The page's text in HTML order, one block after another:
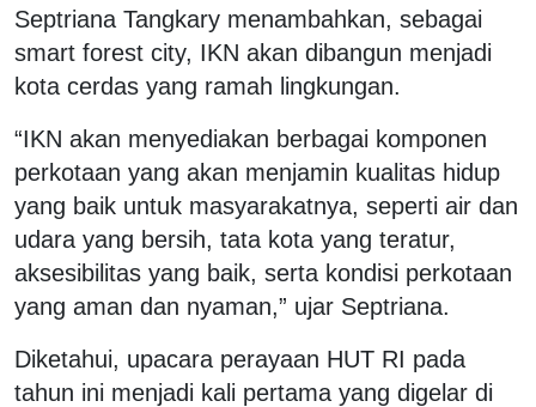
Septriana Tangkary menambahkan, sebagai
smart forest city, IKN akan dibangun menjadi
kota cerdas yang ramah lingkungan.
“IKN akan menyediakan berbagai komponen
perkotaan yang akan menjamin kualitas hidup
yang baik untuk masyarakatnya, seperti air dan
udara yang bersih, tata kota yang teratur,
aksesibilitas yang baik, serta kondisi perkotaan
yang aman dan nyaman,” ujar Septriana.
Diketahui, upacara perayaan HUT RI pada
tahun ini menjadi kali pertama yang digelar di